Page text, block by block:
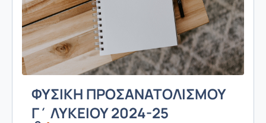
ΦΥΣΙΚΗ ΠΡΟΣΑΝΑΤΟΛΙΣΜΟΥ
Γ΄ ΛΥΚΕΙΟΥ 2024-25